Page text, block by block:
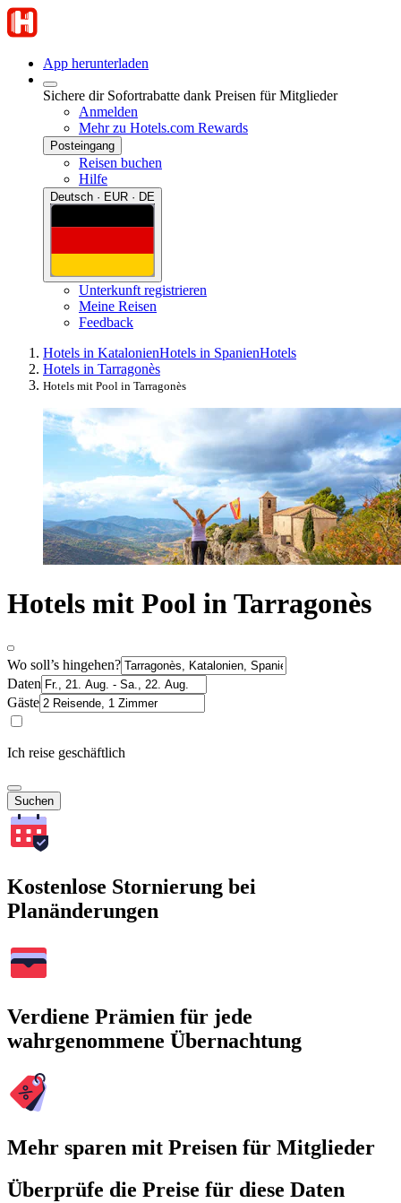
App herunterladen
Sichere dir Sofortrabatte dank Preisen für Mitglieder
Anmelden
Mehr zu Hotels.com Rewards
Posteingang
Reisen buchen
Hilfe
Deutsch · EUR · DE
Unterkunft registrieren
Meine Reisen
Feedback
Hotels in KatalonienHotels in SpanienHotels
Hotels in Tarragonès
Hotels mit Pool in Tarragonès
Hotels mit Pool in Tarragonès
Wo soll’s hingehen?
Daten
Gäste
Ich reise geschäftlich
Suchen
Kostenlose Stornierung bei
Planänderungen
Verdiene Prämien für jede
wahrgenommene Übernachtung
Mehr sparen mit Preisen für Mitglieder
Überprüfe die Preise für diese Daten